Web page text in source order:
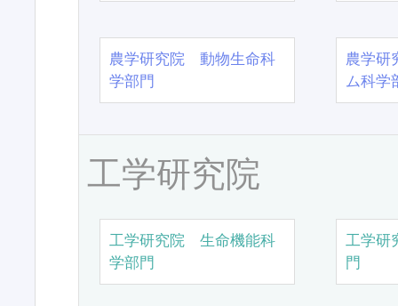
農学研究院 動物生命科
学部門
農学
ム科学
工学研究院
工学研究院 生命機能科
学部門
工学研
門